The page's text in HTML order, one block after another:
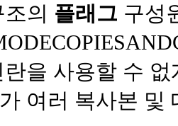
조의 플래그 구성
란을 사용할 수
여러 복사본 및